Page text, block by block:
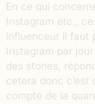
En ce qui
Instagram etc.,
influenceur il faut
Instagram par
des stories,
cetera donc c’est
compte de la